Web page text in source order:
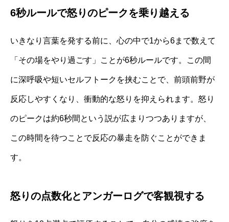
6秒ルールで怒りのピークを乗り越える
いきなり言葉を発する前に、心の中で1から6まで数えて
「その場をやり過ごす」ことが6秒ルールです。この間
に深呼吸や短いセルフトークを挟むことで、前頭前野が
反応しやすくなり、衝動的な怒りを抑えられます。怒り
のピークは約6秒間という説が広まりつつありますが、
この時間を待つことで反応の暴走を防ぐことができま
す。
怒りの点数化とアンガーログで客観視する